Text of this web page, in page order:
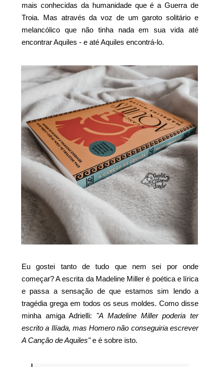
mais conhecidas da humanidade que é a Guerra de
Troia. Mas através da voz de um garoto solitário e
melancólico que não tinha nada em sua vida até
encontrar Aquiles - e até Aquiles encontrá-lo.
Eu gostei tanto de tudo que nem sei por onde
começar? A escrita da Madeline Miller é poética e lírica
e passa a sensação de que estamos sim lendo a
tragédia grega em todos os seus moldes. Como disse
minha amiga Adrielli: "A Madeline Miller poderia ter
escrito a Ilíada, mas Homero não conseguiria escrever
A Canção de Aquiles"e é sobre isto.